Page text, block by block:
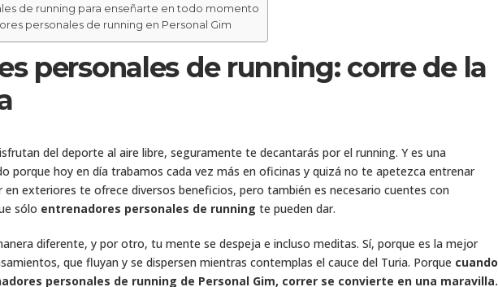
de running para enseñarte en todo momento
personales de running en Personal Gim
personales de running: corre de la
del deporte al aire libre, seguramente te decantarás por el running. Y es una
porque hoy en día trabamos cada vez más en oficinas y quizá no te apetezca entrenar
exteriores te ofrece diversos beneficios, pero también es necesario cuentes con
sólo entrenadores personales de running te pueden dar.
diferente, y por otro, tu mente se despeja e incluso meditas. Sí, porque es la mejor
que fluyan y se dispersen mientras contemplas el cauce del Turia. Porque cuando
personales de running de Personal Gim, correr se convierte en una maravilla.